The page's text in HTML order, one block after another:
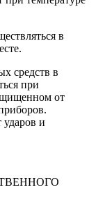
в
средств в
при
от
ударов и